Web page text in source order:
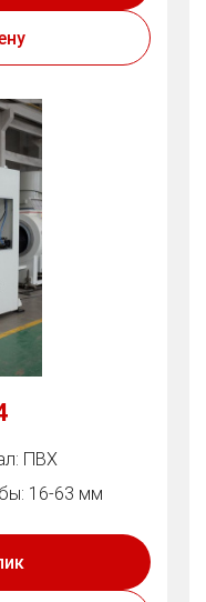
ПВХ
16-63 мм